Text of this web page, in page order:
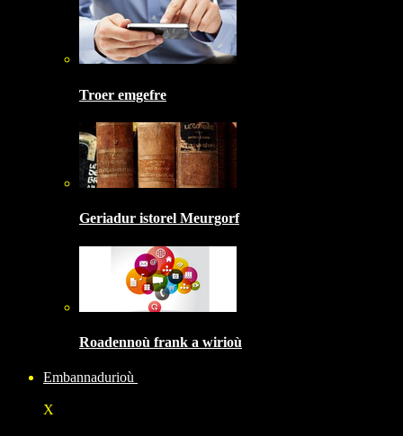
Troer emgefre
Geriadur istorel Meurgorf
Roadennoù frank a wirioù
Embannadurioù
X